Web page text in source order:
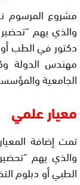
مشروع المرسوم
والذي يهم “تحضير
دكتور في الطب
مهندس الدولة
الجامعية
معيار علمي
تمت إضافة
والذي يهم
الطبي أو دبلوم